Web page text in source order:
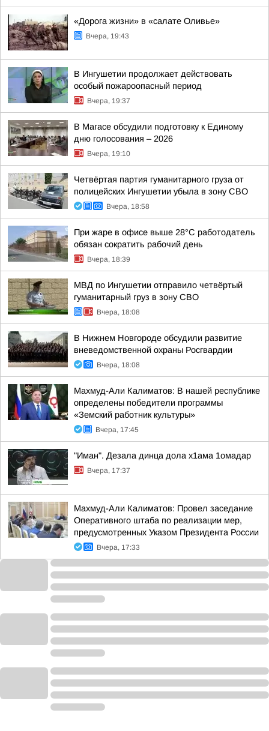
«Дорога жизни» в «салате Оливье»
Вчера, 19:43
В Ингушетии продолжает действовать
особый пожароопасный период
Вчера, 19:37
В Магасе обсудили подготовку к Единому
дню голосования – 2026
Вчера, 19:10
Четвёртая партия гуманитарного груза от
полицейских Ингушетии убыла в зону СВО
Вчера, 18:58
При жаре в офисе выше 28°C работодатель
обязан сократить рабочий день
Вчера, 18:39
МВД по Ингушетии отправило четвёртый
гуманитарный груз в зону СВО
Вчера, 18:08
В Нижнем Новгороде обсудили развитие
вневедомственной охраны Росгвардии
Вчера, 18:08
Махмуд-Али Калиматов: В нашей республике
определены победители программы
«Земский работник культуры»
Вчера, 17:45
"Иман". Дезала динца дола х1ама 1омадар
Вчера, 17:37
Махмуд-Али Калиматов: Провел заседание
Оперативного штаба по реализации мер,
предусмотренных Указом Президента России
Вчера, 17:33